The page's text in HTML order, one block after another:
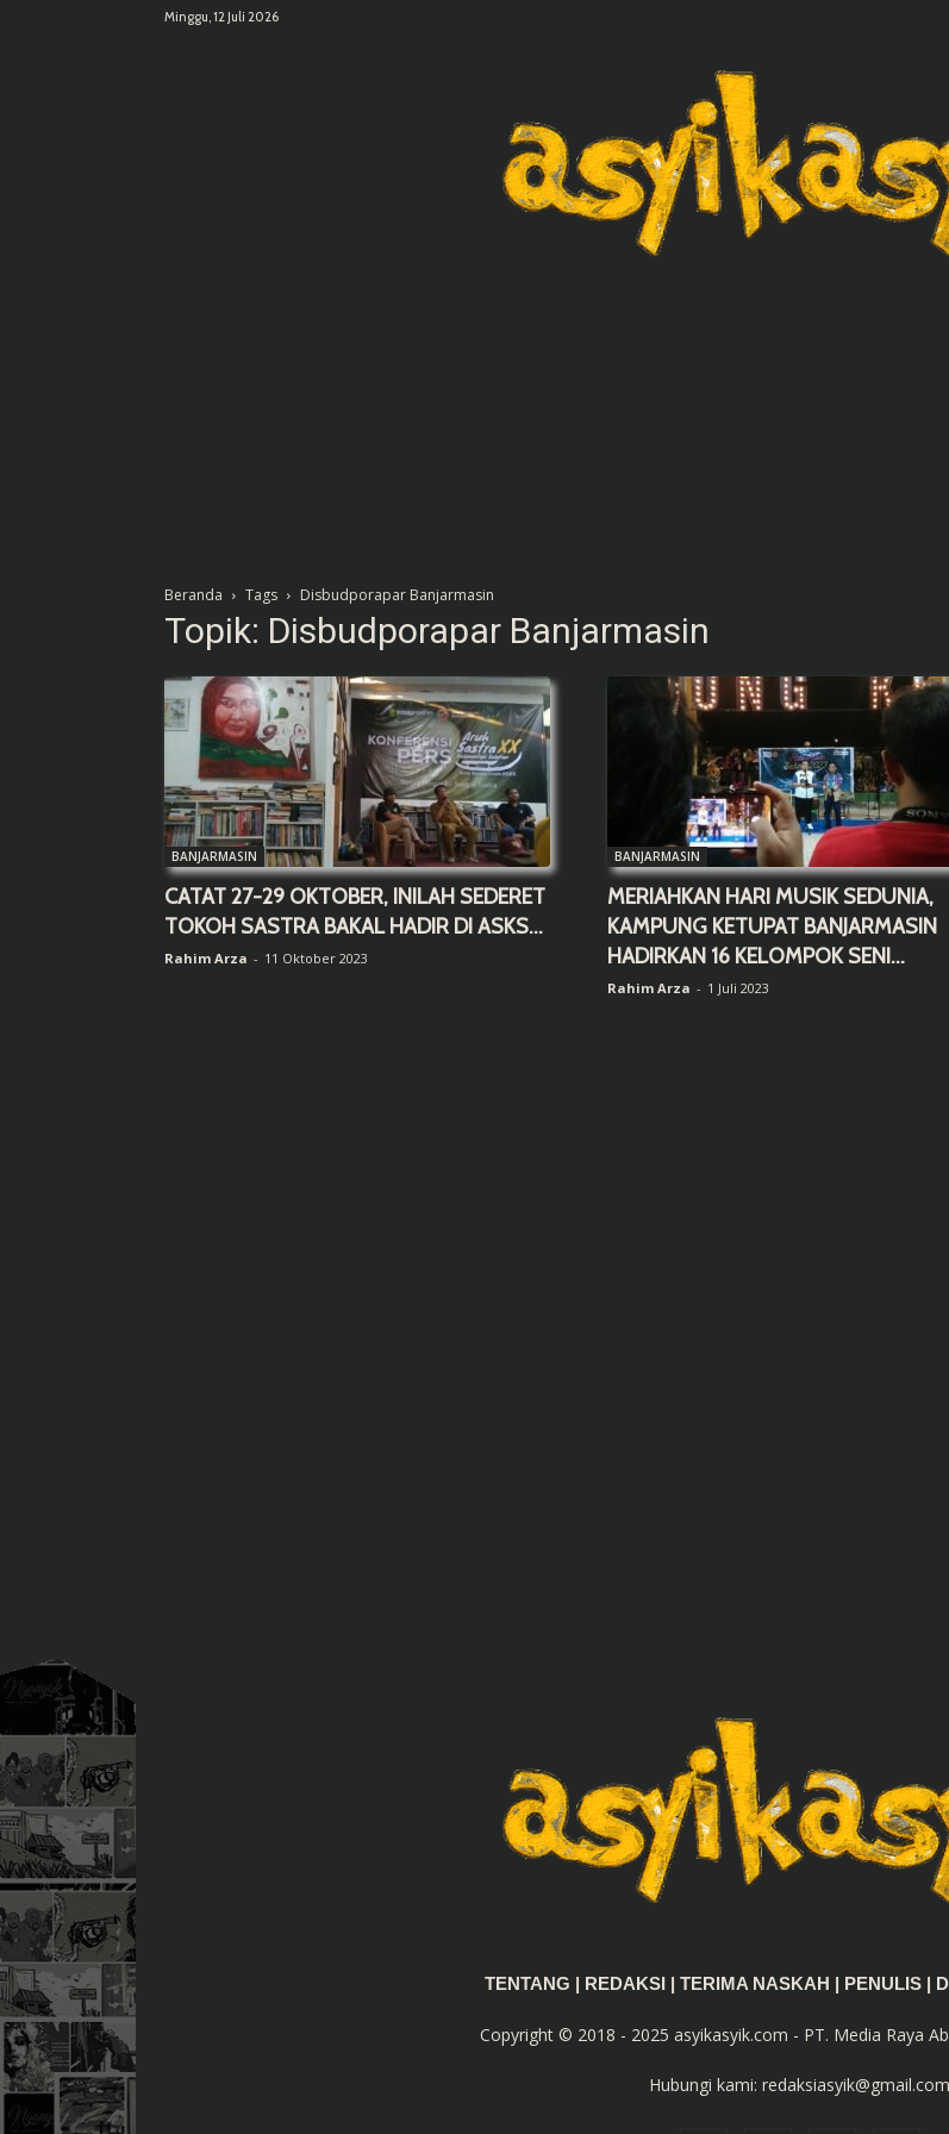
Minggu, 12 Juli 2026
Beranda Tags Disbudporapar Banjarmasin
Topik: Disbudporapar Banjarmasin
BANJARMASIN
CATAT 27-29 OKTOBER, INILAH SEDERET
TOKOH SASTRA BAKAL HADIR DI ASKS...
Rahim Arza - 11 Oktober 2023
BANJARMASIN
MERIAHKAN HARI MUSIK SEDUNIA,
KAMPUNG KETUPAT BANJARMASIN
HADIRKAN 16 KELOMPOK SENI...
Rahim Arza - 1 Juli 2023
TENTANG REDAKSI TERIMA NASKAH PENULIS
Copyright © 2018 - 2025 asyikasyik.com - PT. Media Raya
Hubungi kami:redaksiasyik@gmail.com